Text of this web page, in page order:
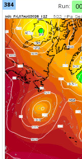
384
Run: 00